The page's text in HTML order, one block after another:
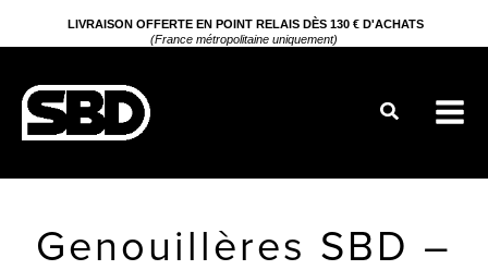
au
LIVRAISON OFFERTE EN POINT RELAIS DÈS 130 € D'ACHATS
(France métropolitaine uniquement)
Rechercher
Genouillères SBD –